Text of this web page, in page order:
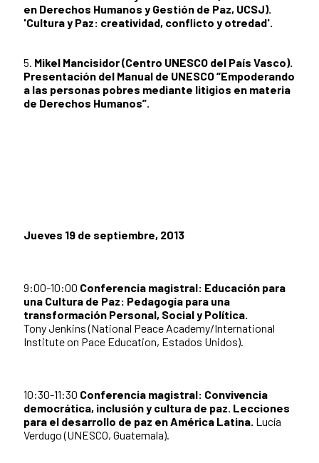
en Derechos Humanos y Gestión de Paz, UCSJ).
'Cultura y Paz: creatividad, conflicto y otredad'.
5. Mikel Mancisidor (Centro UNESCO del País Vasco).
Presentación del Manual de UNESCO “Empoderando
a las personas pobres mediante litigios en materia
de Derechos Humanos”.
Jueves 19 de septiembre, 2013
9:00-10:00 Conferencia magistral: Educación para
una Cultura de Paz: Pedagogía para una
transformación Personal, Social y Política.
Tony Jenkins (National Peace Academy/International
Institute on Pace Education, Estados Unidos).
10:30-11:30 Conferencia magistral: Convivencia
democrática, inclusión y cultura de paz. Lecciones
para el desarrollo de paz en América Latina. Lucía
Verdugo (UNESCO, Guatemala).